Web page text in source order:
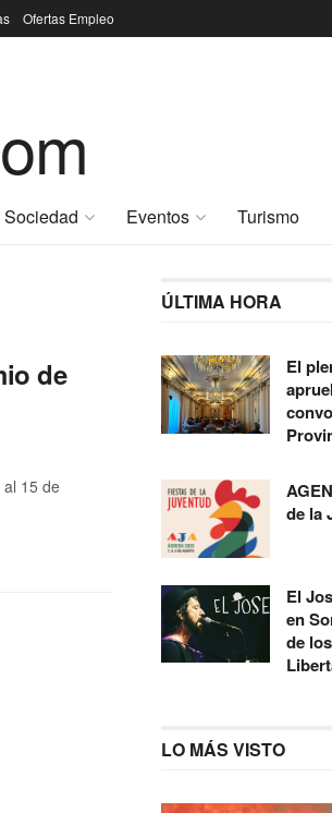
Ofertas Empleo
Sociedad Eventos Turismo
de
15 de
ÚLTIMA HORA
El
de la
El
en
de
LO MÁS VISTO